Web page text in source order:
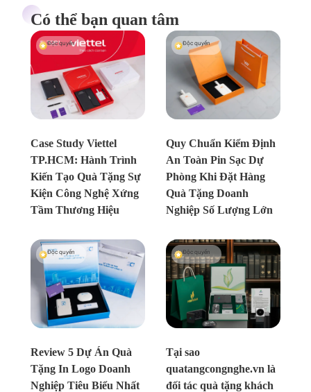
Có thể bạn quan tâm
Case Study Viettel
TP.HCM: Hành Trình
Kiến Tạo Quà Tặng Sự
Kiện Công Nghệ Xứng
Tầm Thương Hiệu
Độc quyền
Quy Chuẩn Kiểm Định
An Toàn Pin Sạc Dự
Phòng Khi Đặt Hàng
Quà Tặng Doanh
Nghiệp Số Lượng Lớn
Độc quyền
Review 5 Dự Án Quà
Tặng In Logo Doanh
Nghiệp Tiêu Biểu Nhất
Độc quyền
Tại sao
quatangcongnghe.vn là
đối tác quà tặng khách
Độc quyền